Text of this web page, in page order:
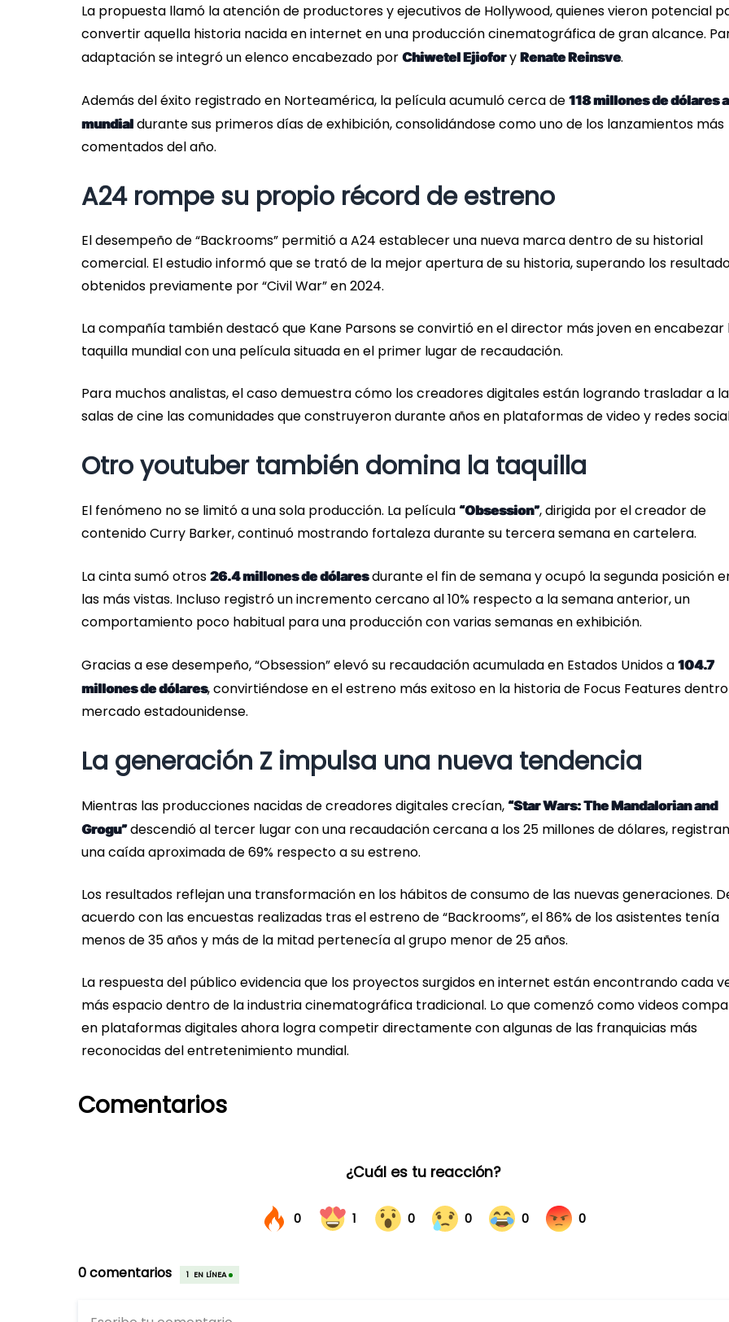
La propuesta llamó la atención de productores y ejecutivos de Hollywood, quienes vieron potencial
convertir aquella historia nacida en internet en una producción cinematográfica de gran alcance.
adaptación se integró un elenco encabezado por Chiwetel Ejiofory Renate Reinsve.
Además del éxito registrado en Norteamérica, la película acumuló cerca de 118 millones de dólares
mundial durante sus primeros días de exhibición, consolidándose como uno de los lanzamientos más
comentados del año.
A24 rompe su propio récord de estreno
El desempeño de “Backrooms” permitió a A24 establecer una nueva marca dentro de su historial
comercial. El estudio informó que se trató de la mejor apertura de su historia, superando los
obtenidos previamente por “Civil War” en 2024.
La compañía también destacó que Kane Parsons se convirtió en el director más joven en encabezar
taquilla mundial con una película situada en el primer lugar de recaudación.
Para muchos analistas, el caso demuestra cómo los creadores digitales están logrando trasladar a
salas de cine las comunidades que construyeron durante años en plataformas de video y redes
Otro youtuber también domina la taquilla
El fenómeno no se limitó a una sola producción. La película “Obsession”, dirigida por el creador de
contenido Curry Barker, continuó mostrando fortaleza durante su tercera semana en cartelera.
La cinta sumó otros 26.4 millones de dólaresdurante el fin de semana y ocupó la segunda posición
las más vistas. Incluso registró un incremento cercano al 10% respecto a la semana anterior, un
comportamiento poco habitual para una producción con varias semanas en exhibición.
Gracias a ese desempeño, “Obsession” elevó su recaudación acumulada en Estados Unidos a 104.7
millones de dólares, convirtiéndose en el estreno más exitoso en la historia de Focus Features
mercado estadounidense.
La generación Z impulsa una nueva tendencia
Mientras las producciones nacidas de creadores digitales crecían, “Star Wars: The Mandalorian and
Grogu”descendió al tercer lugar con una recaudación cercana a los 25 millones de dólares,
una caída aproximada de 69% respecto a su estreno.
Los resultados reflejan una transformación en los hábitos de consumo de las nuevas generaciones.
acuerdo con las encuestas realizadas tras el estreno de “Backrooms”, el 86% de los asistentes tenía
menos de 35 años y más de la mitad pertenecía al grupo menor de 25 años.
La respuesta del público evidencia que los proyectos surgidos en internet están encontrando cada
más espacio dentro de la industria cinematográfica tradicional. Lo que comenzó como videos
en plataformas digitales ahora logra competir directamente con algunas de las franquicias más
reconocidas del entretenimiento mundial.
Comentarios